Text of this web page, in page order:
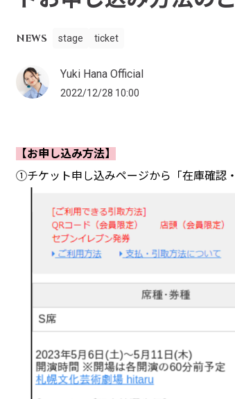
NEWS stage ticket
Yuki Hana Official
2022/12/28 10:00
【お申し込み方法】
①チケット申し込みページから「在庫確認